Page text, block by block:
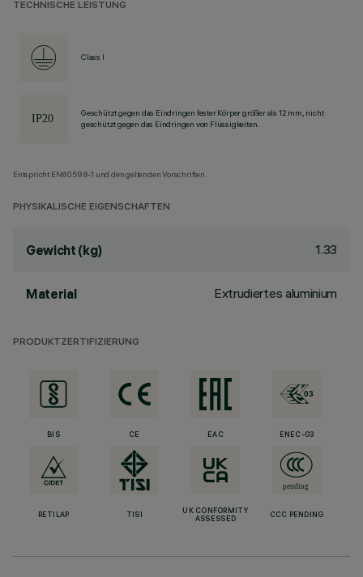
TECHNISCHE LEISTUNG
Class I
Geschützt gegen das Eindringen fester Körper größer als 12 mm, nicht
geschützt gegen das Eindringen von Flüssigkeiten.
Entspricht EN60598-1 und den geltenden Vorschriften.
PHYSIKALISCHE EIGENSCHAFTEN
Gewicht (kg) 1.33
Material Extrudiertes aluminium
PRODUKTZERTIFIZIERUNG
BIS CE EAC ENEC-03
RETILAP TISI
UK CONFORMITY
ASSESSED
CCC PENDING